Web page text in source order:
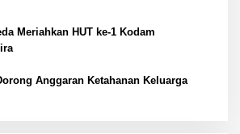
Meriahkan HUT ke-1 Kodam
Anggaran Ketahanan Keluarga